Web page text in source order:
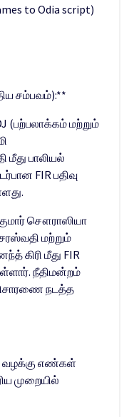
to Odia script)
சம்பவம்):**
(பற்பலாக்கம் மற்றும்
பாலியல்
FIR பதிவு
குமார் சௌராஸியா
மற்றும்
கிரி மீது FIR
நீதிமன்றம்
நடத்த
வழக்கு எண்கள்
முறையில்